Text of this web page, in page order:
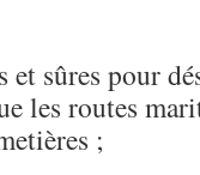
sûres pour
les routes
;